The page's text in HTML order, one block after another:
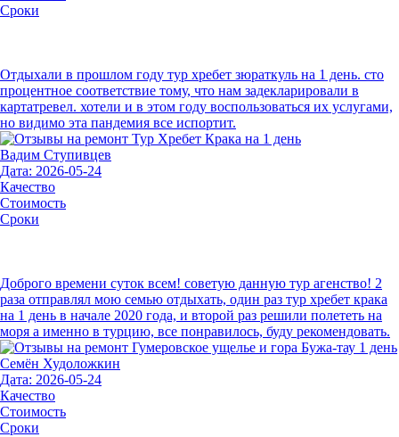
Сроки
Отдыхали в прошлом году тур хребет зюраткуль на 1 день. сто
процентное соответствие тому, что нам задекларировали в
картатревел. хотели и в этом году воспользоваться их услугами,
но видимо эта пандемия все испортит.
Вадим Ступивцев
Дата: 2026-05-24
Качество
Стоимость
Сроки
Доброго времени суток всем! советую данную тур агенство! 2
раза отправлял мою семью отдыхать, один раз тур хребет крака
на 1 день в начале 2020 года, и второй раз решили полететь на
моря а именно в турцию, все понравилось, буду рекомендовать.
Семён Худоложкин
Дата: 2026-05-24
Качество
Стоимость
Сроки